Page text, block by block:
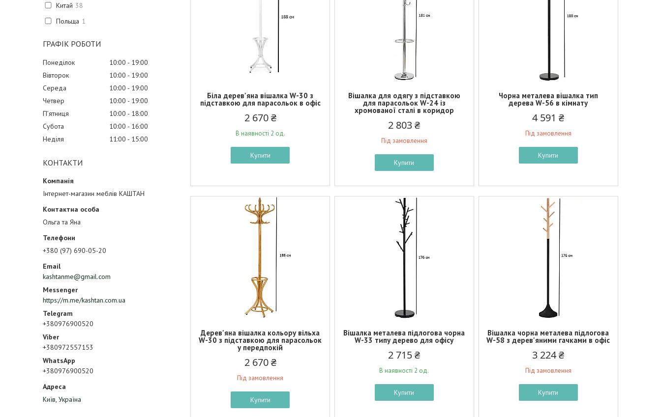
Китай 38
Польща 1
ГРАФІК РОБОТИ
Понеділок 10:00
19:00
Вівторок
10:00
19:00
Середа
10:00
19:00
Четвер
10:00
19:00
Пʼятниця
10:00
18:00
Субота
10:00
16:00
Неділя
11:00 15:00
КОНТАКТИ
Інтернет-магазин меблів КАШТАН
Ольга та Яна
+380 (97) 690-05-20
kashtanme@gmail.com
https://m.me/kashtan.com.ua
+380976900520
+380972557153
+380976900520
Київ, Україна
Біла дерев'яна вішалка W-30 з
підставкою для парасольок в офіс
2 670 ₴
В наявності 2 од.
Купити
Вішалка для одягу з підставкою
для парасольок W-24 із
хромованої сталі в коридор
2 803 ₴
Під замовлення
Купити
Чорна металева вішалка тип
дерева W-56 в кімнату
4 591 ₴
Під замовлення
Купити
Дерев'яна вішалка кольору вільха
W-30 з підставкою для парасольок
у передпокій
2 670 ₴
Під замовлення
Купити
Вішалка металева підлогова чорна
W-33 типу дерево для офісу
2 715 ₴
В наявності 2 од.
Купити
Вішалка чорна металева підлогова
W-58 з дерев'яними гачками в офіс
3 224 ₴
Під замовлення
Купити